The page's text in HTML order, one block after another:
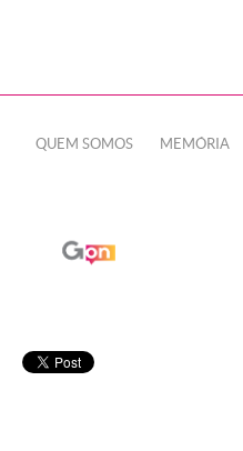
QUEM SOMOS MEMÓRIA